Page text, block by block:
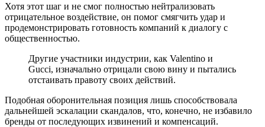
Хотя этот шаг и не смог полностью нейтрализовать
отрицательное воздействие, он помог смягчить удар и
продемонстрировать готовность компаний к диалогу с
общественностью.
Другие участники индустрии, как Valentino и
Gucci, изначально отрицали свою вину и пытались
отстаивать правоту своих действий.
Подобная оборонительная позиция лишь способствовала
дальнейшей эскалации скандалов, что, конечно, не избавило
бренды от последующих извинений и компенсаций.